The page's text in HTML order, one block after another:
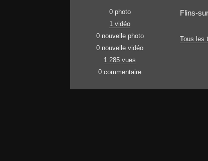
0 photo
1 vidéo
0 nouvelle photo
0 nouvelle vidéo
1 285 vues
0 commentaire
Flins-
Tous les